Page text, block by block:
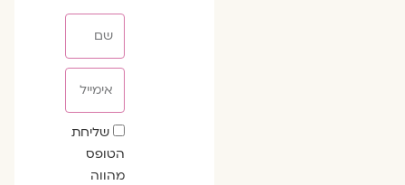
שדה
הסכמה
שליחת
הטופס
מהווה